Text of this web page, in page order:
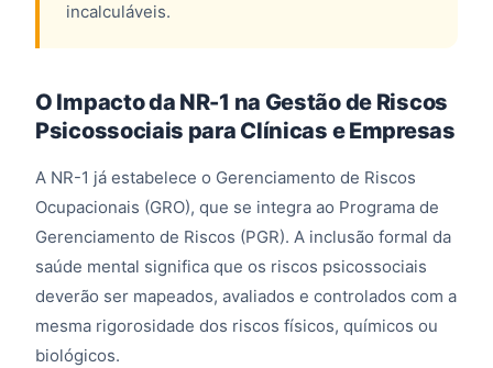
incalculáveis.
O Impacto da NR-1 na Gestão de Riscos
Psicossociais para Clínicas e Empresas
A NR-1 já estabelece o Gerenciamento de Riscos
Ocupacionais (GRO), que se integra ao Programa de
Gerenciamento de Riscos (PGR). A inclusão formal da
saúde mental significa que os riscos psicossociais
deverão ser mapeados, avaliados e controlados com a
mesma rigorosidade dos riscos físicos, químicos ou
biológicos.